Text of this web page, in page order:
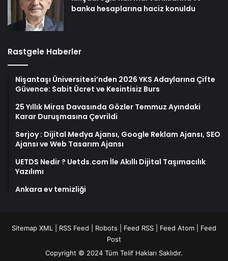
banka hesaplarına haciz konuldu
Rastgele Haberler
Nişantaşı Üniversitesi’nden 2026 YKS Adaylarına Çifte
Güvence: Sabit Ücret ve Kesintisiz Burs
25 Yıllık Miras Davasında Gözler Temmuz Ayındaki
Karar Duruşmasına Çevrildi
Serjoy : Dijital Medya Ajansı, Google Reklam Ajansı, SEO
Ajansı ve Web Tasarım Ajansı
UETDS Nedir ? Uetds.com İle Akıllı Dijital Taşımacılık
Yazılımı
Ankara ev temizliği
Sitemap XML RSS Feed Robots Feed RSS Feed Atom
Feed
Post
Copyright © 2024 Tüm Telif Hakları Saklıdır.